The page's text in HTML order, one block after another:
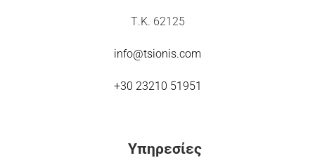
Τ.Κ. 62125
info@tsionis.com
+30 23210 51951
Υπηρεσίες